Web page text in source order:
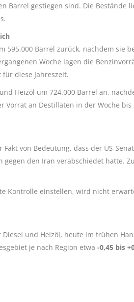
Barrel gestiegen sind. Die Bestände
595.000 Barrel zurück, nachdem sie
Woche lagen die
diese Jahreszeit.
Heizöl um 724.000 Barrel an,
Vorrat an Destillaten in der Woche bis
von Bedeutung, dass der US-
den Iran verabschiedet hatte.
Kontrolle einstellen, wird nicht
und Heizöl, heute im frühen
je nach Region etwa -0,45 bis